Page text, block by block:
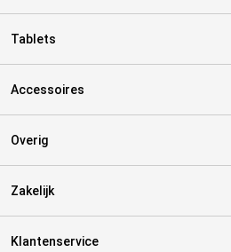
Tablets
Accessoires
Overig
Zakelijk
Klantenservice